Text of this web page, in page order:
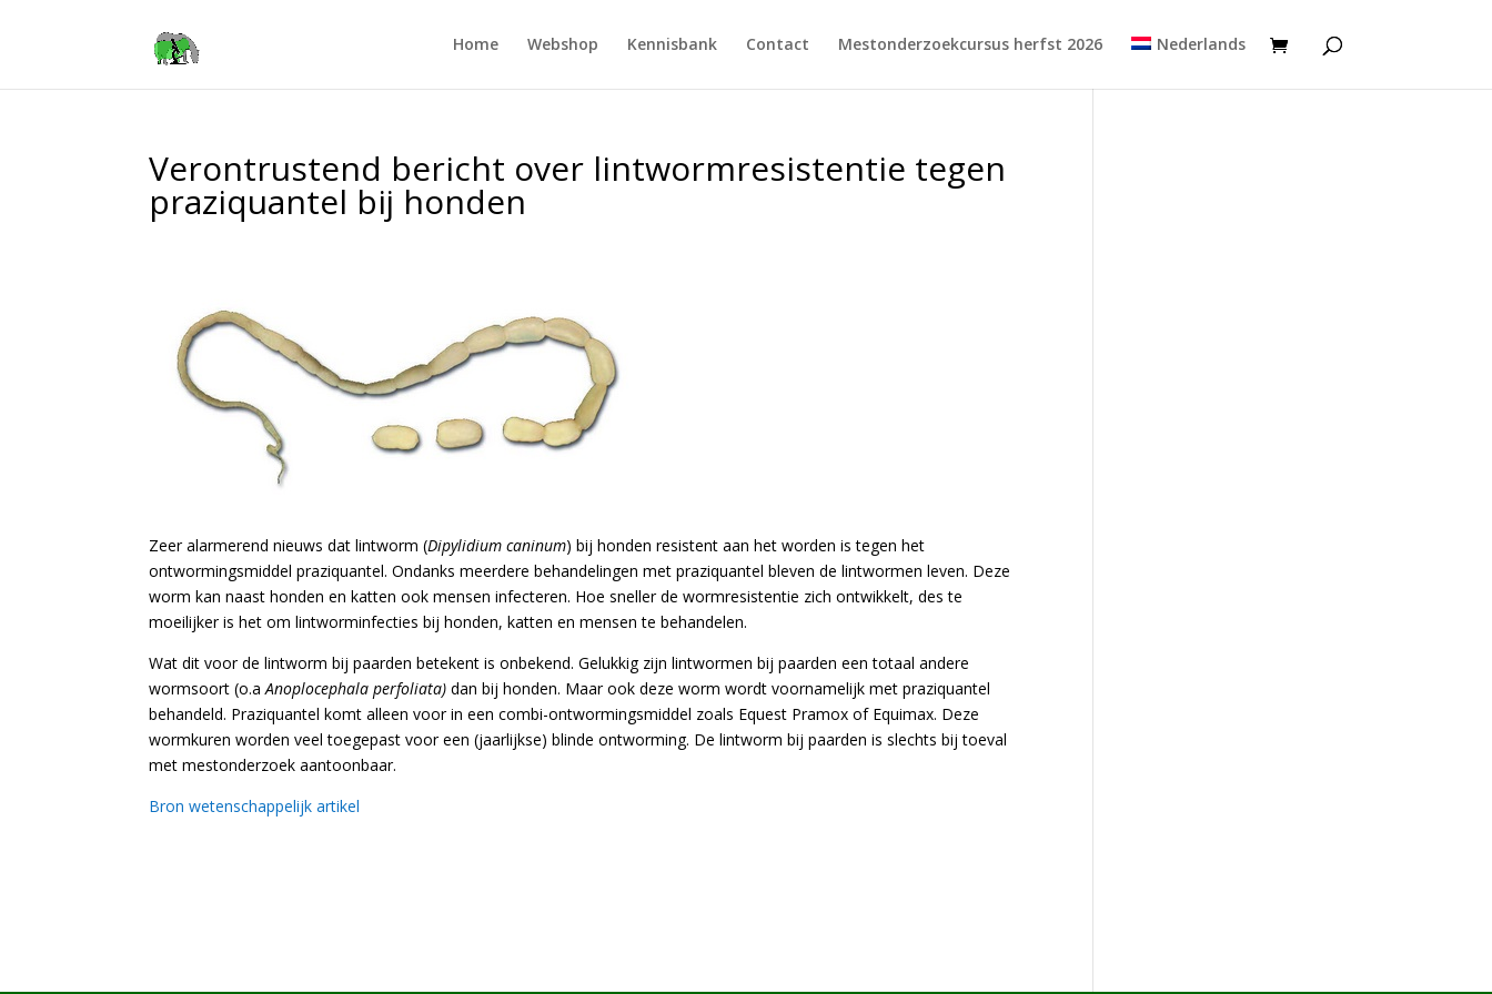
Home Webshop Kennisbank Contact Mestonderzoekcursus herfst 2026 Nederlands
Verontrustend bericht over lintwormresistentie tegen
praziquantel bij honden
Zeer alarmerend nieuws dat lintworm (Dipylidium caninum) bij honden resistent aan het worden is tegen het
ontwormingsmiddel praziquantel. Ondanks meerdere behandelingen met praziquantel bleven de lintwormen leven. Deze
worm kan naast honden en katten ook mensen infecteren. Hoe sneller de wormresistentie zich ontwikkelt, des te
moeilijker is het om lintworminfecties bij honden, katten en mensen te behandelen.
Wat dit voor de lintworm bij paarden betekent is onbekend. Gelukkig zijn lintwormen bij paarden een totaal andere
wormsoort (o.a Anoplocephala perfoliata) dan bij honden. Maar ook deze worm wordt voornamelijk met praziquantel
behandeld. Praziquantel komt alleen voor in een combi-ontwormingsmiddel zoals Equest Pramox of Equimax. Deze
wormkuren worden veel toegepast voor een (jaarlijkse) blinde ontworming. De lintworm bij paarden is slechts bij toeval
met mestonderzoek aantoonbaar.
Bron wetenschappelijk artikel